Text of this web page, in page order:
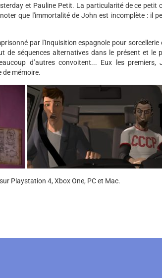
et Pauline Petit. La particularité de ce petit
que l'immortalité de John est incomplète : il
par l'Inquisition espagnole pour sorcellerie
de séquences alternatives dans le présent et le
d’autres convoitent... Eux les premiers,
de mémoire.
Playstation 4, Xbox One, PC et Mac.